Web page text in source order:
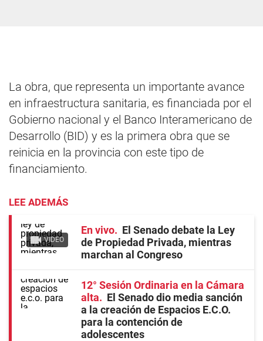
La obra, que representa un importante avance
en infraestructura sanitaria, es financiada por el
Gobierno nacional y el Banco Interamericano de
Desarrollo (BID) y es la primera obra que se
reinicia en la provincia con este tipo de
financiamiento.
LEE ADEMÁS
VIDEO
En vivo
El Senado debate la Ley
de Propiedad Privada, mientras
marchan al Congreso
12° Sesión Ordinaria en la Cámara
alta
El Senado dio media sanción
a la creación de Espacios E.C.O.
para la contención de
adolescentes